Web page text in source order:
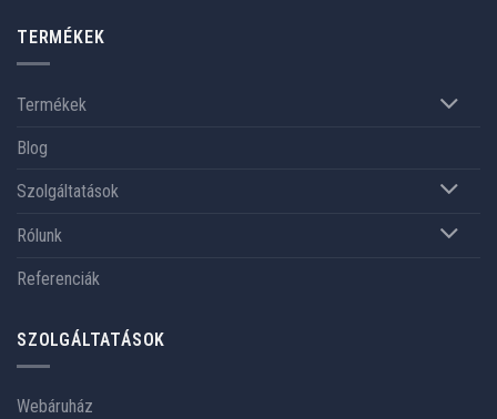
TERMÉKEK
Termékek
Blog
Szolgáltatások
Rólunk
Referenciák
SZOLGÁLTATÁSOK
Webáruház